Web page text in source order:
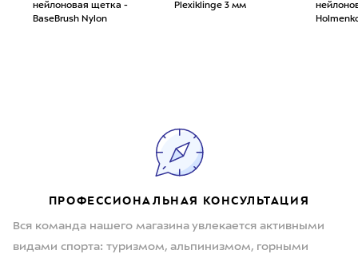
нейлоновая щетка -
BaseBrush Nylon
Plexiklinge 3 мм
ПРОФЕССИОНАЛЬНАЯ КОНСУЛЬТАЦИЯ
Вся команда нашего магазина увлекается активными
видами спорта: туризмом, альпинизмом, горными